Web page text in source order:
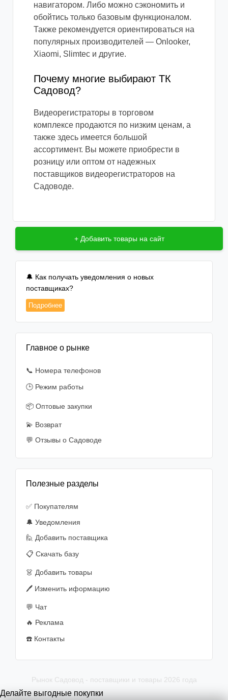
навигатором. Либо можно сэкономить и
обойтись только базовым функционалом.
Также рекомендуется ориентироваться на
популярных производителей — Onlooker,
Xiaomi, Slimtec и другие.
Почему многие выбирают ТК
Садовод?
Видеорегистраторы в торговом
комплексе продаются по низким ценам, а
также здесь имеется большой
ассортимент. Вы можете приобрести в
розницу или оптом от надежных
поставщиков видеорегистраторов на
Садоводе.
+ Добавить товары на сайт
🔔 Как получать уведомления о новых
поставщиках?
Подробнее
Главное о рынке
📞 Номера телефонов
🕒 Режим работы
📦 Оптовые закупки
💫 Возврат
💬 Отзывы о Садоводе
Полезные разделы
✅ Покупателям
🔔 Уведомления
🙋‍️ Добавить поставщика
📋 Скачать базу
👗 Добавить товары
🖊️ Изменить иформацию
💬 Чат
🔥 Реклама
☎️ Контакты
Рынок Садовод - поставщики и товары 2026 года
Делайте выгодные покупки